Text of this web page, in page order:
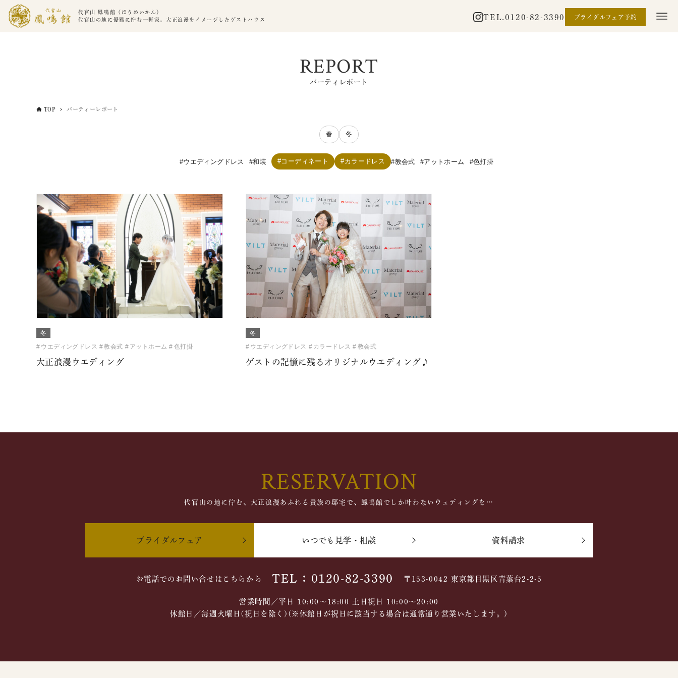
代官山 鳳鳴館（ほうめいかん）
代官山の地に優雅に佇む一軒家。大正浪漫をイメージしたゲストハウス
TEL. 0120-82-3390 ブライダルフェア予約
REPORT
パーティレポート
TOP パーティーレポート
春 冬
ウエディングドレス 和装 コーディネート カラードレス 教会式 アットホーム 色打掛
冬
ウエディングドレス
教会式 アットホーム 色打掛
大正浪漫ウエディング
冬
ウエディングドレス
カラードレス 教会式
ゲストの記憶に残るオリジナルウエディング♪
RESERVATION
代官山の地に佇む、大正浪漫あふれる貴族の邸宅で、鳳鳴館でしか叶わないウェディングを…
ブライダルフェア いつでも見学・相談 資料請求
お電話でのお問い合せはこちらから TEL：0120-82-3390 〒153-0042 東京都目黒区青葉台2-2-5
営業時間／平日 10:00～18:00 土日祝日 10:00〜20:00
休館日／毎週火曜日(祝日を除く)(※休館日が祝日に該当する場合は通常通り営業いたします。)